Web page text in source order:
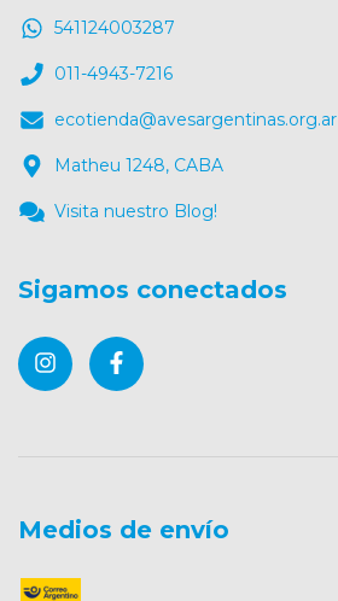
541124003287
011-4943-7216
ecotienda@avesargentinas.org.ar
Matheu 1248, CABA
Visita nuestro Blog!
Sigamos conectados
Medios de envío